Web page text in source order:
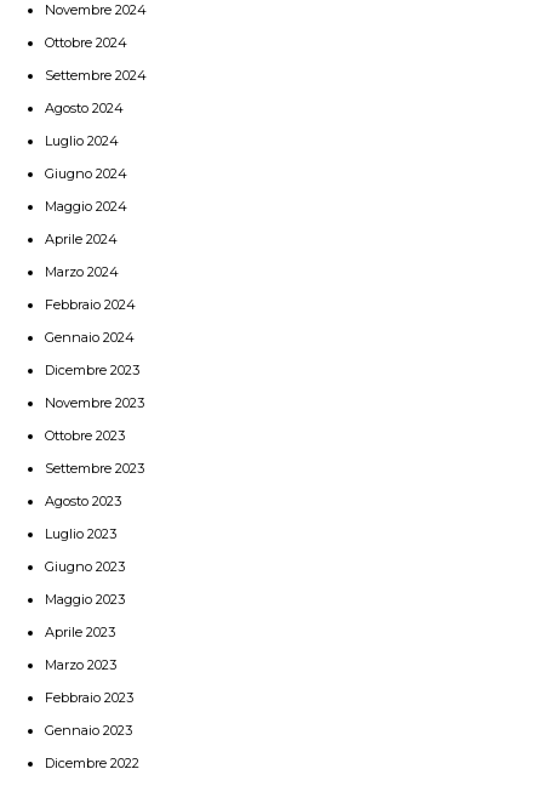
Novembre 2024
Ottobre 2024
Settembre 2024
Agosto 2024
Luglio 2024
Giugno 2024
Maggio 2024
Aprile 2024
Marzo 2024
Febbraio 2024
Gennaio 2024
Dicembre 2023
Novembre 2023
Ottobre 2023
Settembre 2023
Agosto 2023
Luglio 2023
Giugno 2023
Maggio 2023
Aprile 2023
Marzo 2023
Febbraio 2023
Gennaio 2023
Dicembre 2022